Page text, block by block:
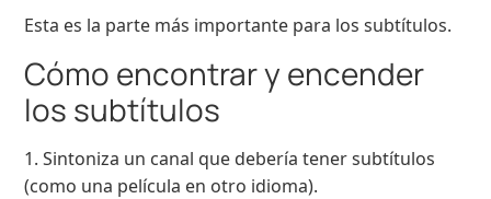
Esta es la parte más importante para los subtítulos.
Cómo encontrar y encender
los subtítulos
1. Sintoniza un canal que debería tener subtítulos
(como una película en otro idioma).